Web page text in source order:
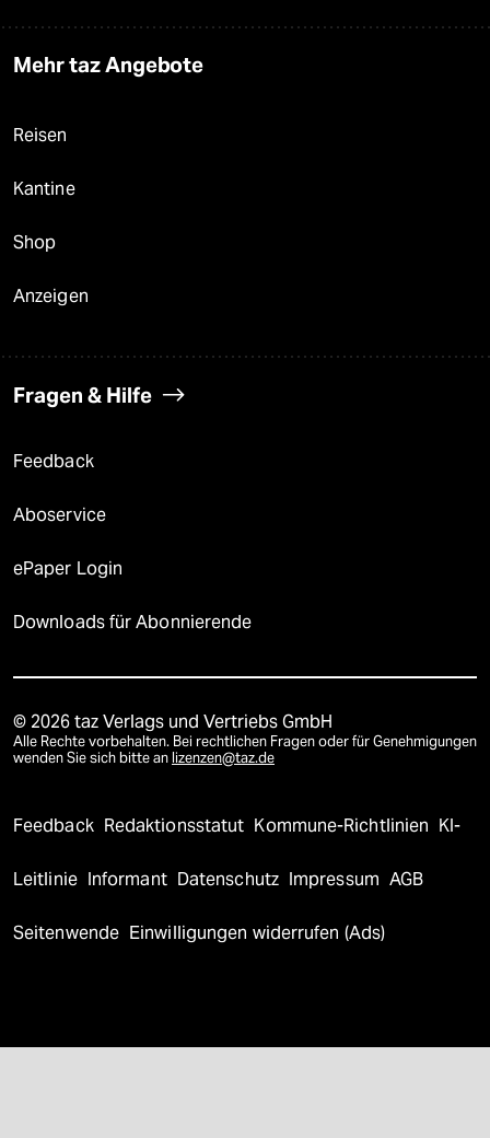
Mehr taz Angebote
Reisen
Kantine
Shop
Anzeigen
Fragen & Hilfe
Feedback
Aboservice
ePaper Login
Downloads für Abonnierende
© 2026 taz Verlags und Vertriebs GmbH
Alle Rechte vorbehalten. Bei rechtlichen Fragen oder für Genehmigungen
wenden Sie sich bitte an lizenzen@taz.de
Feedback Redaktionsstatut Kommune-Richtlinien KI-
Leitlinie Informant Datenschutz Impressum AGB
Seitenwende Einwilligungen widerrufen (Ads)